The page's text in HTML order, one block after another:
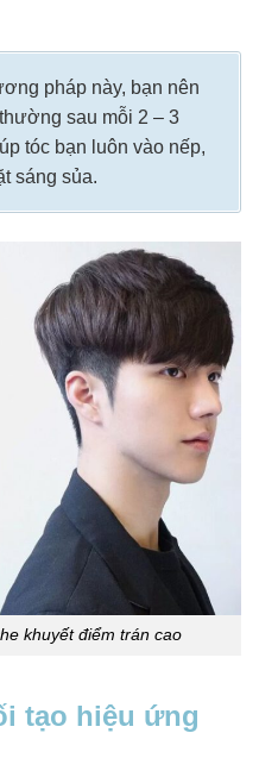
pháp này, bạn nên
sau mỗi 2 – 3
tóc bạn luôn vào nếp,
sáng sủa.
khuyết điểm trán cao
tạo hiệu ứng